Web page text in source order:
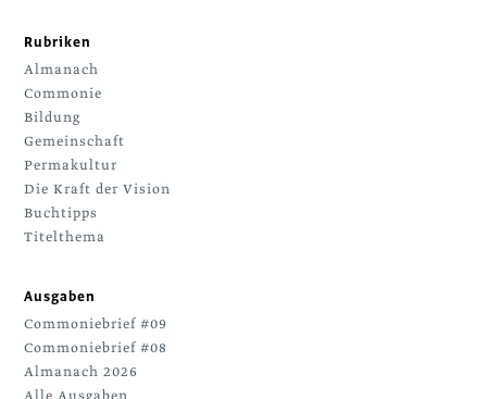
Rubriken
Almanach
Commonie
Bildung
Gemeinschaft
Permakultur
Die Kraft der Vision
Buchtipps
Titelthema
Ausgaben
Commoniebrief #09
Commoniebrief #08
Almanach 2026